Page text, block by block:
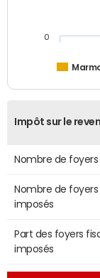
0
Impôt sur le
Nombre de
Nombre de
imposés
Part des foyers
imposés